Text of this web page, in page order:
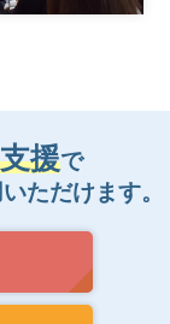
援で
ただけます。